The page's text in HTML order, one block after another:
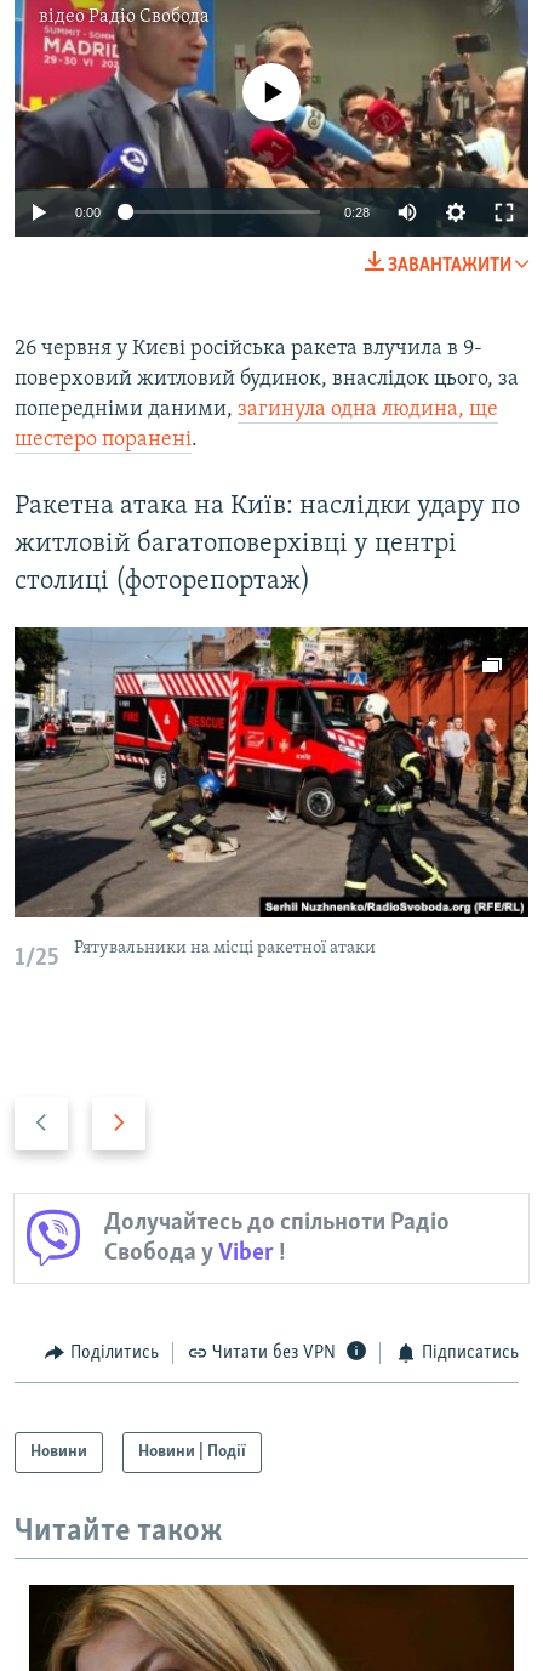
відеоРадіо Свобода
720p 1080p
No media source currently available
0:00 0:28
720p
1080p
ЗАВАНТАЖИТИ
26 червня у Києві російська ракета влучила в 9-
поверховий житловий будинок, внаслідок цього, за
попередніми даними, загинула одна людина, ще
шестеро поранені.​
Ракетна атака на Київ: наслідки удару по
житловій багатоповерхівці у центрі
столиці (фоторепортаж)
1/25 Рятувальники на місці ракетної атаки
а
р
Долучайтесь до спільноти Радіо
Свобода уViber !
Поділитись Читати без VPN Підписатись
Новини Новини | Події
Читайте також